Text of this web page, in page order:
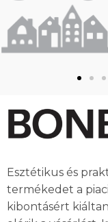
Esztétikus és
termékedet a
kibontásért